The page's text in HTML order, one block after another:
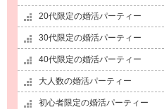
20代限定の婚活パーティー
30代限定の婚活パーティー
40代限定の婚活パーティー
大人数の婚活パーティー
初心者限定の婚活パーティー